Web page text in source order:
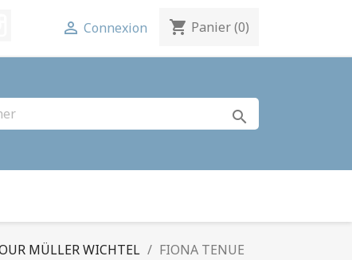
Instagram
 Connexion shopping_cart Panier(0)
search
MÜLLER WICHTEL
FIONA TENUE